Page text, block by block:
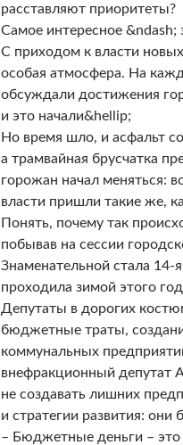
расставляют приоритеты?
Самое интересное &ndash;
С приходом к власти
особая атмосфера. На
обсуждали достижения
и это начали&hellip;
Но время шло, и асфальт
а трамвайная брусчатка
горожан начал меняться:
власти пришли такие же,
Понять, почему так
побывав на сессии
Знаменательной стала 14-
проходила зимой этого
Депутаты в дорогих
бюджетные траты,
коммунальных
внефракционный депутат
не создавать лишних
и стратегии развития:
– Бюджетные деньги – это